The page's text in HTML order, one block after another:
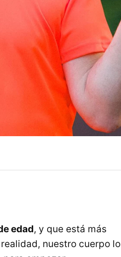
edad, y que está más
nuestro cuerpo lo